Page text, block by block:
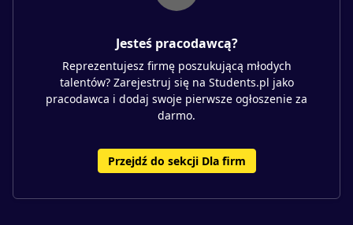
Jesteś pracodawcą?
Reprezentujesz firmę poszukującą młodych
talentów? Zarejestruj się na Students.pl jako
pracodawca i dodaj swoje pierwsze ogłoszenie za
darmo.
Przejdź do sekcji Dla firm